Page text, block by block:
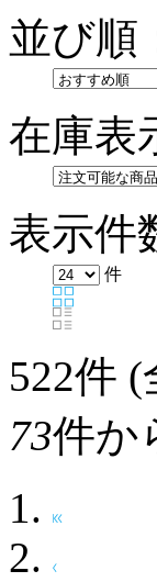
並び順
在庫表
表示件
件
522件 (
73件か